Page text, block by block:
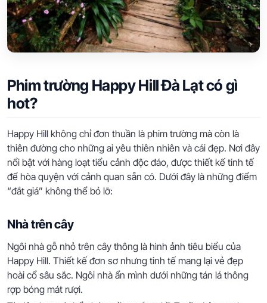
Phim trường Happy Hill Đà Lạt có gì
hot?
Happy Hill không chỉ đơn thuần là phim trường mà còn là
thiên đường cho những ai yêu thiên nhiên và cái đẹp. Nơi đây
nổi bật với hàng loạt tiểu cảnh độc đáo, được thiết kế tinh tế
để hòa quyện với cảnh quan sẵn có. Dưới đây là những điểm
“đắt giá” không thể bỏ lỡ:
Nhà trên cây
Ngôi nhà gỗ nhỏ trên cây thông là hình ảnh tiêu biểu của
Happy Hill. Thiết kế đơn sơ nhưng tinh tế mang lại vẻ đẹp
hoài cổ sâu sắc. Ngôi nhà ẩn mình dưới những tán lá thông
rợp bóng mát rượi.